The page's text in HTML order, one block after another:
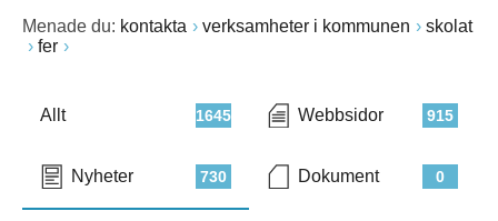
Menade du: kontakta verksamheter i kommunen
skolat
fer
1645
Allt 915
Webbsidor
730
Nyheter 0
Dokument